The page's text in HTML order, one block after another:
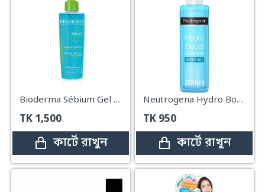
Bioderma Sébium Gel Moussant Purifying Cleansing Foaming Gel – 200ml
TK 1,500
কার্টে রাখুন
Neutrogena Hydro Boost Water Gel Cleanser – 200ml
TK 950
কার্টে রাখুন